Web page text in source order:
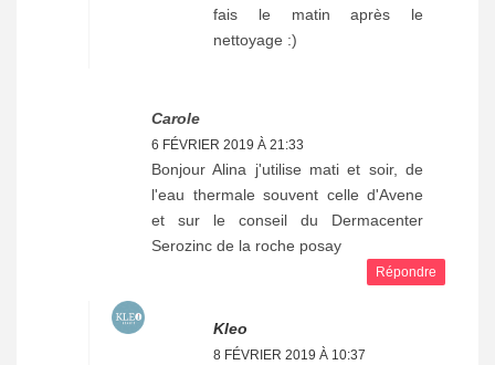
fais le matin après le
nettoyage :)
Carole
6 FÉVRIER 2019 À 21:33
Bonjour Alina j'utilise mati et soir, de
l'eau thermale souvent celle d'Avene
et sur le conseil du Dermacenter
Serozinc de la roche posay
Répondre
Kleo
8 FÉVRIER 2019 À 10:37